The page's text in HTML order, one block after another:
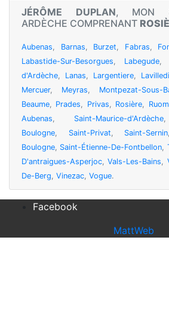
JÉRÔME DUPLAN, MON
ARDÈCHE COMPRENANT
Aubenas, Barnas, Burzet, Fabras,
Labastide-Sur-Besorgues, Labegude,
d'Ardèche, Lanas, Largentiere,
Mercuer, Meyras, Montpezat-Sous-
Beaume, Prades, Privas, Rosière,
Aubenas, Saint-Maurice-d'Ardèche
Boulogne, Saint-Privat, Saint-Sernin
Boulogne, Saint-Étienne-De-Fontbellon,
D'antraigues-Asperjoc,Vals-Les-Bains,
De-Berg, Vinezac, Vogue.
Facebook
MattWeb